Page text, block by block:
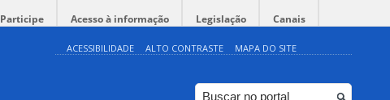
Participe Acesso à informação Legislação Canais
ACESSIBILIDADE ALTO CONTRASTE MAPA DO SITE